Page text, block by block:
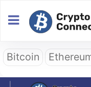
Bitcoin